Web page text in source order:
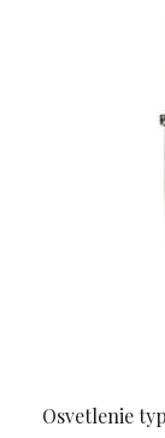
Osvetlenie